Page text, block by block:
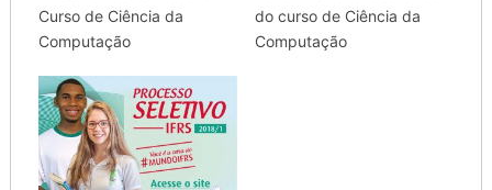
Curso de Ciência da
Computação
do curso de Ciência da
Computação